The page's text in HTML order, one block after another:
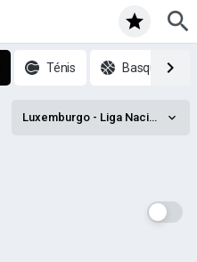
Ténis Basquetebol
Luxemburgo - Liga Nacional